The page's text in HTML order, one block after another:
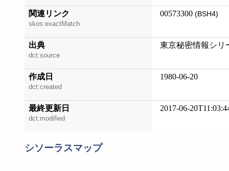
関連リンク
skos:exactMatch
00573300 (BSH4)
出典
dct:source
東京秘密情報シリ
作成日
dct:created
1980-06-20
最終更新日
dct:modified
2017-06-
シソーラスマップ